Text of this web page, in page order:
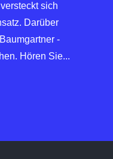
sich
Darüber
-
Hören Sie...